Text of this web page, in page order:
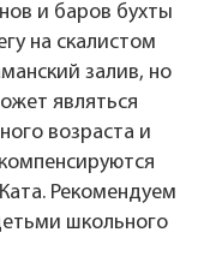
и баров бухты
на скалистом
залив, но
являться
возраста и
Рекомендуем
школьного